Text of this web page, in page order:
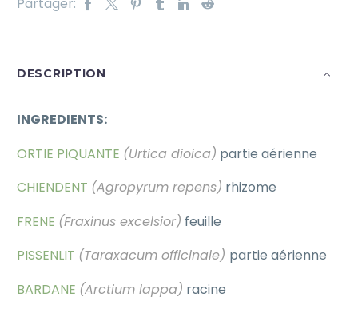
DESCRIPTION
INGREDIENTS:
ORTIE PIQUANTE (Urtica dioica) partie aérienne
CHIENDENT (Agropyrum repens) rhizome
FRENE (Fraxinus excelsior) feuille
PISSENLIT (Taraxacum officinale) partie aérienne
BARDANE (Arctium lappa) racine